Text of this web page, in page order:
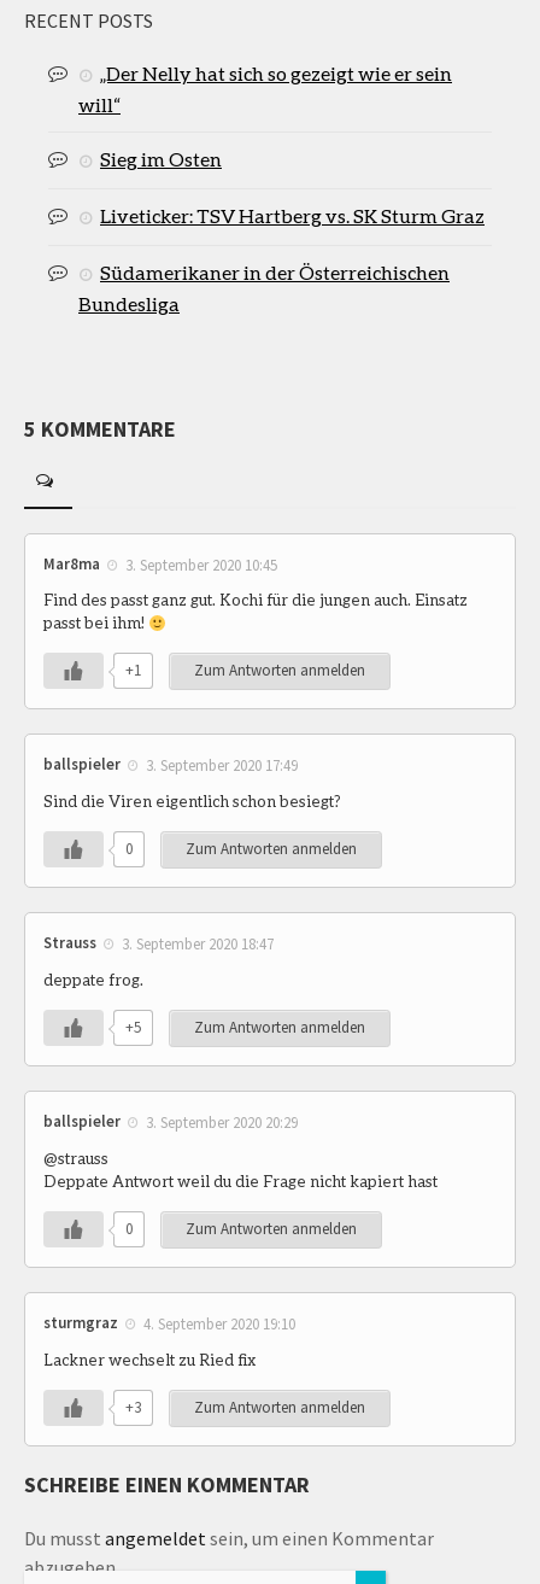
RECENT POSTS
„Der Nelly hat sich so gezeigt wie er sein
will“
Sieg im Osten
Liveticker: TSV Hartberg vs. SK Sturm Graz
Südamerikaner in der Österreichischen
Bundesliga
5 KOMMENTARE
Mar8ma 3. September 2020 10:45
Find des passt ganz gut. Kochi für die jungen auch. Einsatz
passt bei ihm!
+1 Zum Antworten anmelden
ballspieler 3. September 2020 17:49
Sind die Viren eigentlich schon besiegt?
0 Zum Antworten anmelden
Strauss 3. September 2020 18:47
deppate frog.
+5 Zum Antworten anmelden
ballspieler 3. September 2020 20:29
@strauss
Deppate Antwort weil du die Frage nicht kapiert hast
0 Zum Antworten anmelden
sturmgraz 4. September 2020 19:10
Lackner wechselt zu Ried fix
+3 Zum Antworten anmelden
SCHREIBE EINEN KOMMENTAR
Du musst angemeldet sein, um einen Kommentar
abzugeben.